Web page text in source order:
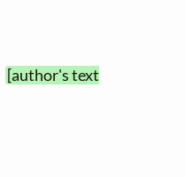
[author's text